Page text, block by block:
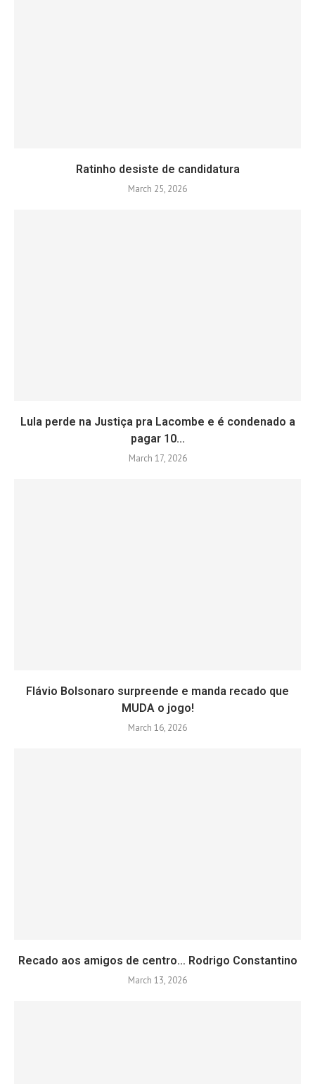
Ratinho desiste de candidatura
March 25, 2026
Lula perde na Justiça pra Lacombe e é condenado a
pagar 10...
March 17, 2026
Flávio Bolsonaro surpreende e manda recado que
MUDA o jogo!
March 16, 2026
Recado aos amigos de centro… Rodrigo Constantino
March 13, 2026